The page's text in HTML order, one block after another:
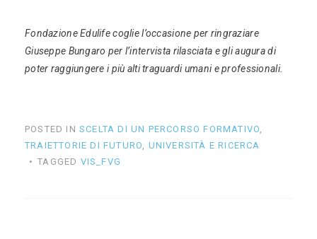
Fondazione Edulife coglie l’occasione per ringraziare
Giuseppe Bungaro per l’intervista rilasciata e gli augura di
poter raggiungere i più alti traguardi umani e professionali.
POSTED IN SCELTA DI UN PERCORSO FORMATIVO
TRAIETTORIE DI FUTURO
UNIVERSITÀ E RICERCA
TAGGED VIS_FVG